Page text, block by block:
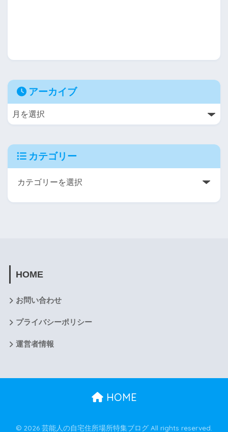
アーカイブ
カテゴリー
HOME
お問い合わせ
プライバシーポリシー
運営者情報
HOME
© 2026 芸能人の自宅住所場所特集ブログ All rights reserved.